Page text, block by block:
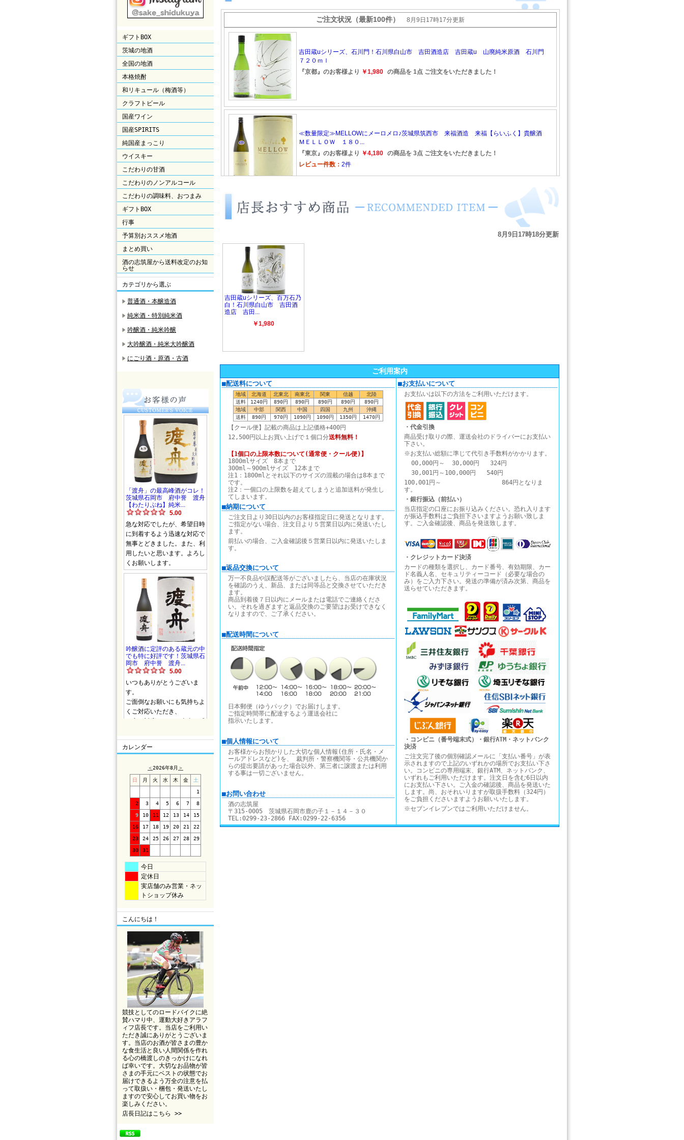
ギフトBOX
茨城の地酒
全国の地酒
本格焼酎
和リキュール（梅酒等）
クラフトビール
国産ワイン
国産SPIRITS
純国産まっこり
ウイスキー
こだわりの甘酒
こだわりのノンアルコール
こだわりの調味料、おつまみ
ギフトBOX
行事
予算別おススメ地酒
まとめ買い
酒の志筑屋から送料改定のお知
らせ
カテゴリから選ぶ
普通酒・本醸造酒
純米酒・特別純米酒
吟醸酒・純米吟醸
大吟醸酒・純米大吟醸酒
にごり酒・原酒・古酒
カレンダー
＜2026年8月 ＞
日 月 火 水 木 金 土
1
2 3 4 5 6 7 8
9 10 11 12 13 14 15
16 17 18 19 20 21 22
23 24 25 26 27 28 29
30 31
今日
定休日
実店舗のみ営業・ネッ
トショップ休み
こんにちは！
競技としてのロードバイクに絶
賛ハマり中、運動大好きアラフ
ィフ店長です。当店をご利用い
ただき誠にありがとうございま
す。当店のお酒が皆さまの豊か
な食生活と良い人間関係を作れ
る心の橋渡しのきっかけになれ
ば幸いです。大切なお品物が皆
さまの手元にベストの状態でお
届けできるよう万全の注意を払
って取扱い・梱包・発送いたし
ますので安心してお買い物をお
楽しみください。
店長日記はこちら >>
ご利用案内
■配送料について
地域 北海道 北東北 南東北 関東 信越
北陸
送料
1240円 890円 890円 890円 890円
890円
地域
中部 関西 中国 四国 九州
沖縄
送料
890円 970円 1090円 1090円 1350円 1470円
【クール便】記載の商品は上記価格+400円
12,500円以上お買い上げで１個口分送料無料！
【1個口の上限本数について(通常便・クール便)】
1800mlサイズ 8本まで
300ml～900mlサイズ 12本まで
注1：1800mlとそれ以下のサイズの混載の場合は8本まで
です。
注2：一個口の上限数を超えてしまうと追加送料が発生し
てしまいます。
■納期について
ご注文日より30日以内のお客様指定日に発送となります。
ご指定がない場合、注文日より５営業日以内に発送いたし
ます。
前払いの場合、ご入金確認後５営業日以内に発送いたしま
す。
■返品交換について
万一不良品や誤配送等がございましたら、当店の在庫状況
を確認のうえ、新品、または同等品と交換させていただき
ます。
商品到着後７日以内にメールまたは電話でご連絡くださ
い。それを過ぎますと返品交換のご要望はお受けできなく
なりますので、ご了承ください。
■配送時間について
日本郵便（ゆうパック）でお届けします。
ご指定時間帯に配達するよう運送会社に
指示いたします。
■個人情報について
お客様からお預かりした大切な個人情報(住所・氏名・メ
ールアドレスなど)を、 裁判所・警察機関等・公共機関か
らの提出要請があった場合以外、第三者に譲渡または利用
する事は一切ございません。
■お問い合わせ
酒の志筑屋
〒315-0005 茨城県石岡市鹿の子１－１４－３０
TEL:0299-23-2866 FAX:0299-22-6356
■お支払いについて
お支払いは以下の方法をご利用いただけます。
・代金引換
商品受け取りの際、運送会社のドライバーにお支払い
下さい。
※お支払い総額に準じて代引き手数料がかかります。
00,000円～ 30,000円 324円
30,001円～100,000円 540円
100,001円～ 864円となりま
す。
・銀行振込（前払い）
当店指定の口座にお振り込みください。恐れ入ります
が振込手数料はご負担下さいますようお願い致しま
す。ご入金確認後、商品を発送致します。
・クレジットカード決済
カードの種類を選択し、カード番号、有効期限、カー
ド名義人名、セキュリティーコード（必要な場合の
み）をご入力下さい。発送の準備が済み次第、商品を
送らせていただきます。
・コンビニ（番号端末式）・銀行ATM・ネットバンク
決済
ご注文完了後の個別確認メールに「支払い番号」が表
示されますので上記のいずれかの場所でお支払い下さ
い。コンビニの専用端末、銀行ATM、ネットバンク、
いずれもご利用いただけます。注文日を含む6日以内
にお支払い下さい。ご入金の確認後、商品を発送いた
します。尚、おそれいりますが取扱手数料（324円）
をご負担くださいますようお願いいたします。
※セブンイレブンではご利用いただけません。